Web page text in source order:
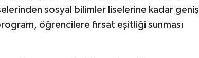
sosyal bilimler liselerine kadar geniş
öğrencilere fırsat eşitliği sunması